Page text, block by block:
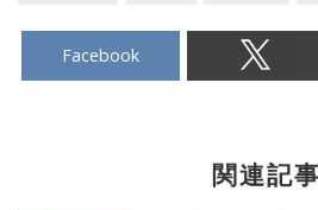
Facebook
関連記事